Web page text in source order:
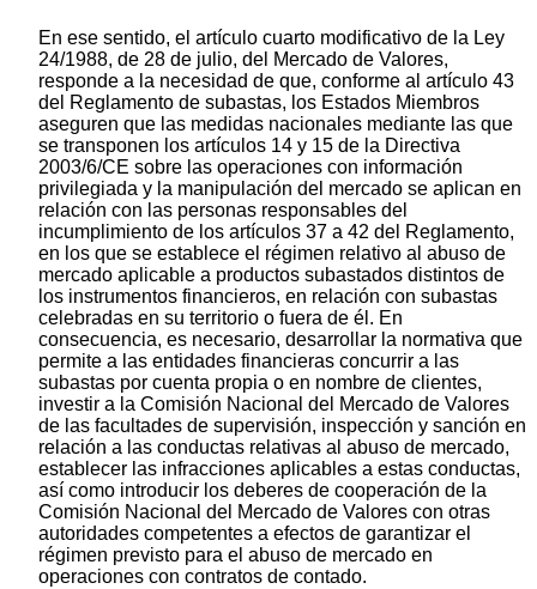
En ese sentido, el artículo cuarto modificativo de la Ley
24/1988, de 28 de julio, del Mercado de Valores,
responde a la necesidad de que, conforme al artículo 43
del Reglamento de subastas, los Estados Miembros
aseguren que las medidas nacionales mediante las que
se transponen los artículos 14 y 15 de la Directiva
2003/6/CE sobre las operaciones con información
privilegiada y la manipulación del mercado se aplican en
relación con las personas responsables del
incumplimiento de los artículos 37 a 42 del Reglamento,
en los que se establece el régimen relativo al abuso de
mercado aplicable a productos subastados distintos de
los instrumentos financieros, en relación con subastas
celebradas en su territorio o fuera de él. En
consecuencia, es necesario, desarrollar la normativa que
permite a las entidades financieras concurrir a las
subastas por cuenta propia o en nombre de clientes,
investir a la Comisión Nacional del Mercado de Valores
de las facultades de supervisión, inspección y sanción en
relación a las conductas relativas al abuso de mercado,
establecer las infracciones aplicables a estas conductas,
así como introducir los deberes de cooperación de la
Comisión Nacional del Mercado de Valores con otras
autoridades competentes a efectos de garantizar el
régimen previsto para el abuso de mercado en
operaciones con contratos de contado.